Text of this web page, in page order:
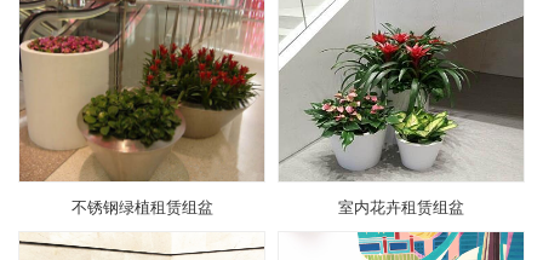
不锈钢绿植租赁组盆 室内花卉租赁组盆